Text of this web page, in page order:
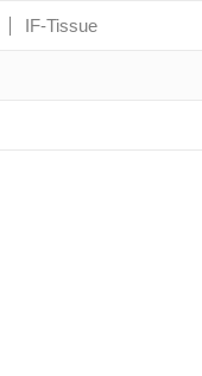
IF-Tissue